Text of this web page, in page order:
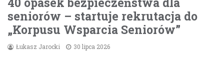
seniorów – startuje rekrutacja do
„Korpusu Wsparcia Seniorów”
Łukasz Jarocki 30 lipca 2026